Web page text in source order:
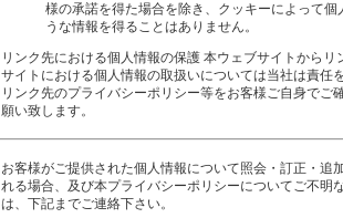
様の承諾を得た場合を除き、クッキーによって個
うな情報を得ることはありません。
リンク先における個人情報の保護 本ウェブサイトからリ
サイトにおける個人情報の取扱いについては当社は責任
リンク先のプライバシーポリシー等をお客様ご自身でご
願い致します。
お客様がご提供された個人情報について照会・訂正・追
れる場合、及び本プライバシーポリシーについてご不明
は、下記までご連絡下さい。